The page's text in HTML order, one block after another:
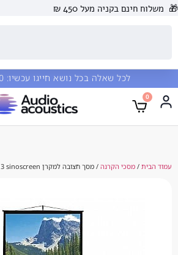
בקניה מעל 450 ₪
שאלה בכל נושא חייגו עכשיו: 052-6444410
הקרנה/ מסך חצובה למקרן 213X213 sinoscreen